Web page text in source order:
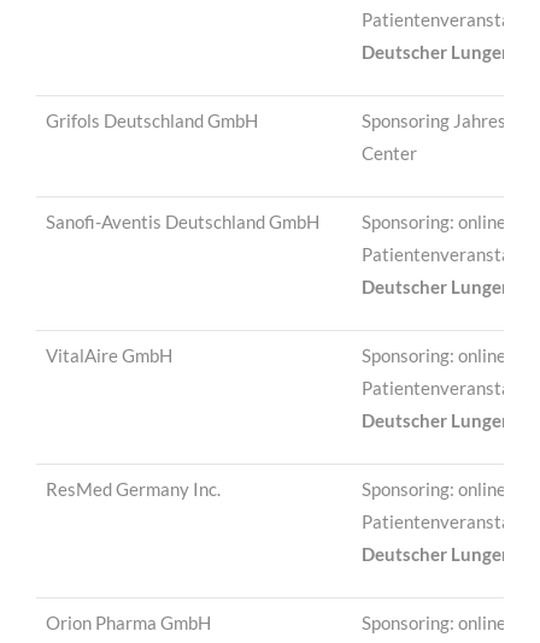
Deutscher
Grifols Deutschland GmbH
Sponsoring
Center
Sanofi-Aventis Deutschland GmbH
Sponsoring: online-
Deutscher
VitalAire GmbH
Sponsoring: online-
Deutscher
ResMed Germany Inc.
Sponsoring: online-
Deutscher
Orion Pharma GmbH
Sponsoring: online-